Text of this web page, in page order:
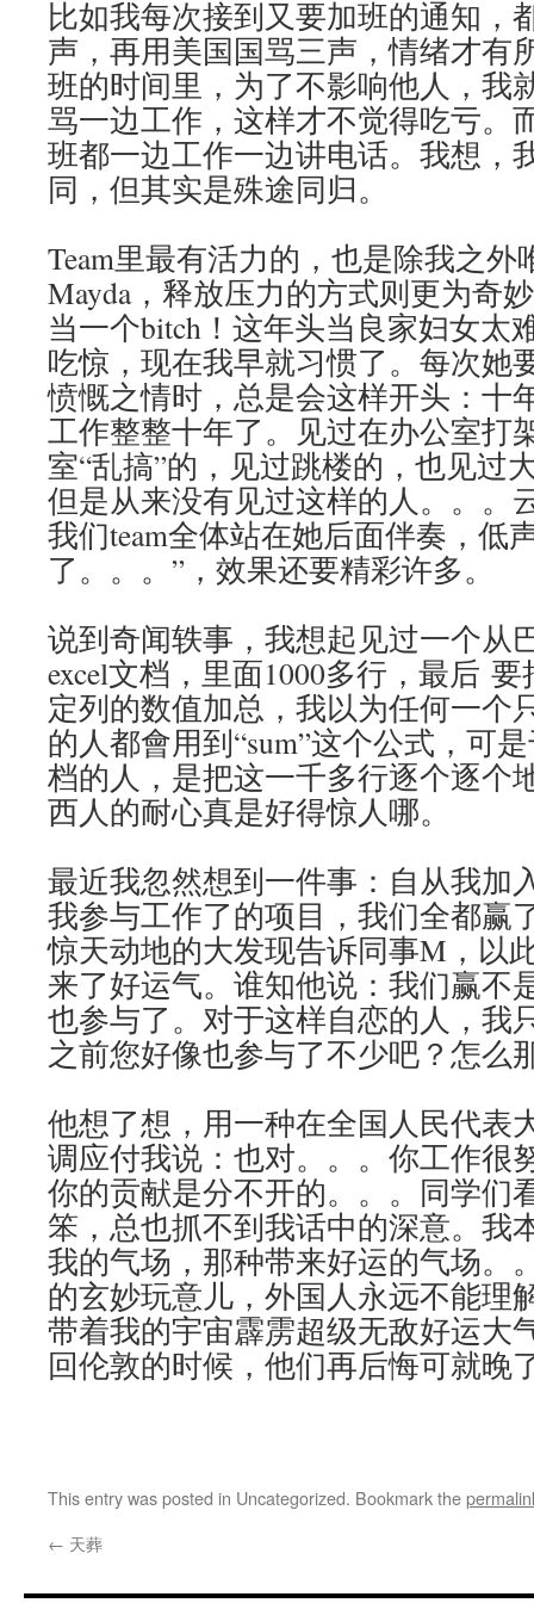
比如我每次接到又要加班的通知，
声，再用美国国骂三声，情绪才有
班的时间里，为了不影响他人，我
骂一边工作，这样才不觉得吃亏。
班都一边工作一边讲电话。我想，
同，但其实是殊途同归。
Team里最有活力的，也是除我之外
Mayda，释放压力的方式则更为奇
当一个bitch！这年头当良家妇女太
吃惊，现在我早就习惯了。每次她
愤慨之情时，总是会这样开头：十
工作整整十年了。见过在办公室打
室“乱搞”的，见过跳楼的，也见过
但是从来没有见过这样的人。。。
我们team全体站在她后面伴奏，低
了。。。”，效果还要精彩许多。
说到奇闻轶事，我想起见过一个从
excel文档，里面1000多行，最后
定列的数值加总，我以为任何一个
的人都會用到“sum”这个公式，可
档的人，是把这一千多行逐个逐个
西人的耐心真是好得惊人哪。
最近我忽然想到一件事：自从我加
我参与工作了的项目，我们全都赢
惊天动地的大发现告诉同事M，以
来了好运气。谁知他说：我们赢不
也参与了。对于这样自恋的人，我
之前您好像也参与了不少吧？怎么
他想了想，用一种在全国人民代表
调应付我说：也对。。。你工作很
你的贡献是分不开的。。。同学们
笨，总也抓不到我话中的深意。我
我的气场，那种带来好运的气场。
的玄妙玩意儿，外国人永远不能理
带着我的宇宙霹雳超级无敌好运大
回伦敦的时候，他们再后悔可就晚
This entry was posted in Uncategorized. Bookmark the
← 天葬